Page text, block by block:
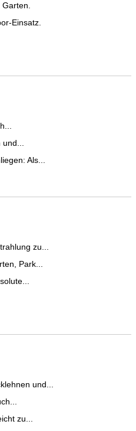
Einsatz.
Als...
zu...
Park...
und...
zu...